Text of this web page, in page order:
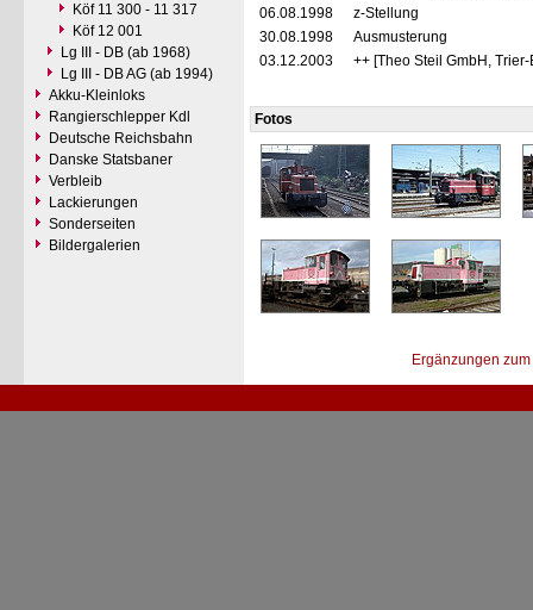
Köf 11 300 - 11 317
Köf 12 001
Lg III - DB (ab 1968)
Lg III - DB AG (ab 1994)
Akku-Kleinloks
Rangierschlepper Kdl
Deutsche Reichsbahn
Danske Statsbaner
Verbleib
Lackierungen
Sonderseiten
Bildergalerien
06.08.1998
z-Stellung
30.08.1998
Ausmusterung
03.12.2003
++ [Theo Steil GmbH,
Fotos
Ergänzungen